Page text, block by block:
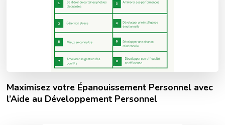
Maximisez votre Épanouissement Personnel avec
l’Aide au Développement Personnel